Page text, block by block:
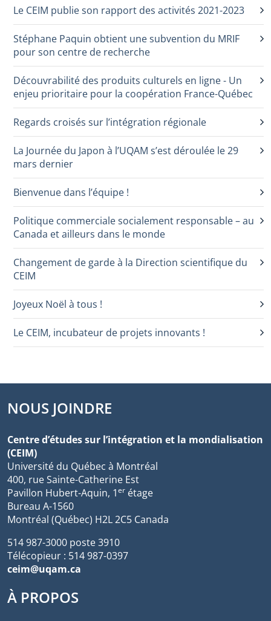
Le CEIM publie son rapport des activités 2021-2023
Stéphane Paquin obtient une subvention du MRIF
pour son centre de recherche
Découvrabilité des produits culturels en ligne - Un
enjeu prioritaire pour la coopération France-Québec
Regards croisés sur l’intégration régionale
La Journée du Japon à l’UQAM s’est déroulée le 29
mars dernier
Bienvenue dans l’équipe !
Politique commerciale socialement responsable – au
Canada et ailleurs dans le monde
Changement de garde à la Direction scientifique du
CEIM
Joyeux Noël à tous !
Le CEIM, incubateur de projets innovants !
NOUS JOINDRE
Centre d’études sur l’intégration et la mondialisation
(CEIM)
Université du Québec à Montréal
400, rue Sainte-Catherine Est
Pavillon Hubert-Aquin, 1er étage
Bureau A-1560
Montréal (Québec) H2L 2C5 Canada
514 987-3000 poste 3910
Télécopieur : 514 987-0397
ceim@uqam.ca
À PROPOS